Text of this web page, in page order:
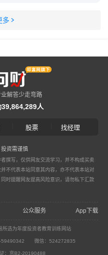
多
解答少走弯路
人
股票 找经理
资需谨慎
撰写，仅供网友交流学习，并不构成买卖
不代表本站同意其内容，亦不代表本站对
时提醒网友提高风险意识，请勿私下汇款
公众服务 App下载
所选为年度投资者教育训练网站
59490342 微信：524272835
：京B2-20190488